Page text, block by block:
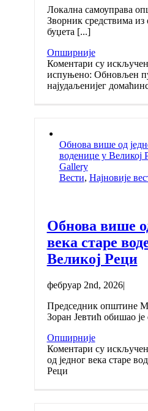
Локална самоуправа
Зворник средствима
буџета [...]
Опширније
Коментари су
испуњено: Обновљен
најудаљенијег
Обнова више од
воденице у Великој
Gallery
Вести, Најновије
Обнова више
века старе
Великој Реци
фебруар 2nd, 2026|
Председник општине
Зоран Јевтић обишао је
Опширније
Коментари су
од једног века старе
Реци